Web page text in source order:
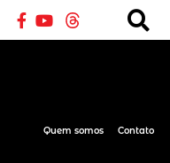
Quem somos Contato